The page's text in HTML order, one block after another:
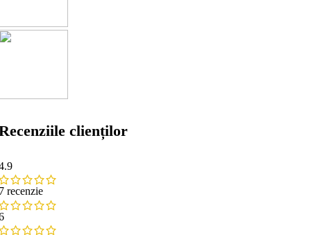
clienților
recenzie